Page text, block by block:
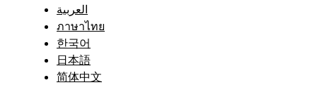
العربية
ภาษาไทย
한국어
日本語
简体中文